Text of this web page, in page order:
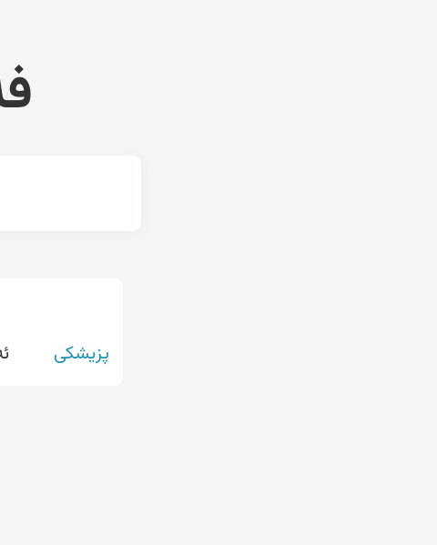
پزیشکی